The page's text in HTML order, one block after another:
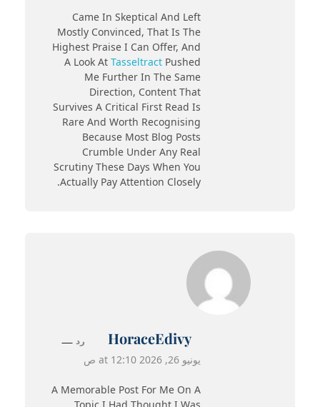
Came In Skeptical And Left
Mostly Convinced, That Is The
Highest Praise I Can Offer, And
A Look At Tasseltract Pushed
Me Further In The Same
Direction, Content That
Survives A Critical First Read Is
Rare And Worth Recognising
Because Most Blog Posts
Crumble Under Any Real
Scrutiny These Days When You
Actually Pay Attention Closely.
HoraceEdivy
يونيو 26, 2026 at 12:10 ص
A Memorable Post For Me On A
رد